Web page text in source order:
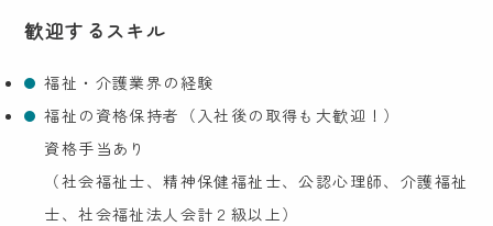
歓迎するスキル
福祉・介護業界の経験
福祉の資格保持者（入社後の取得も大歓迎！）
資格手当あり
（社会福祉士、精神保健福祉士、公認心理師、介護福祉
士、社会福祉法人会計２級以上）